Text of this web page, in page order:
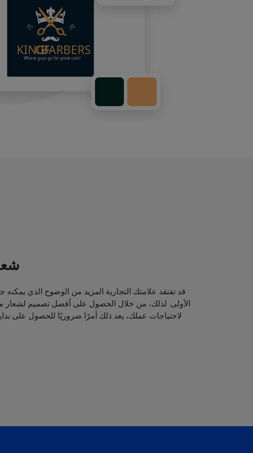
قد تفتقد علامتك التجارية المزيد من الوضوح الذي يمكنه
الأولى. لذلك، من خلال الحصول على أفضل تصميم لشعار
لاحتياجات عملك، يعد ذلك أمرًا ضروريًا للحصول على